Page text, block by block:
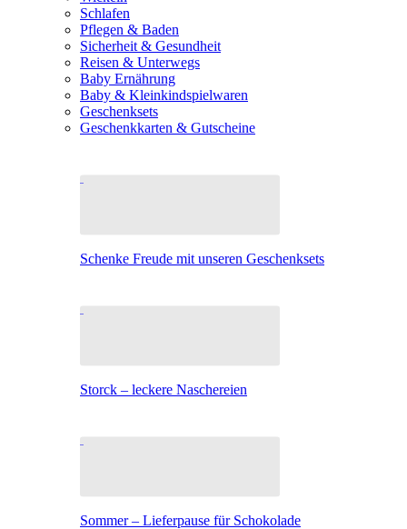
Schlafen
Pflegen & Baden
Sicherheit & Gesundheit
Reisen & Unterwegs
Baby Ernährung
Baby & Kleinkindspielwaren
Geschenksets
Geschenkkarten & Gutscheine
Schenke Freude mit unseren Geschenksets
Storck – leckere Naschereien
Sommer – Lieferpause für Schokolade